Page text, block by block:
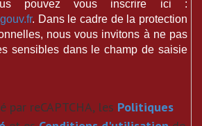
pouvez vous inscrire ici :
. Dans le cadre de la protection
nous vous invitons à ne pas
sensibles dans le champ de saisie
par reCAPTCHA, les Politiques